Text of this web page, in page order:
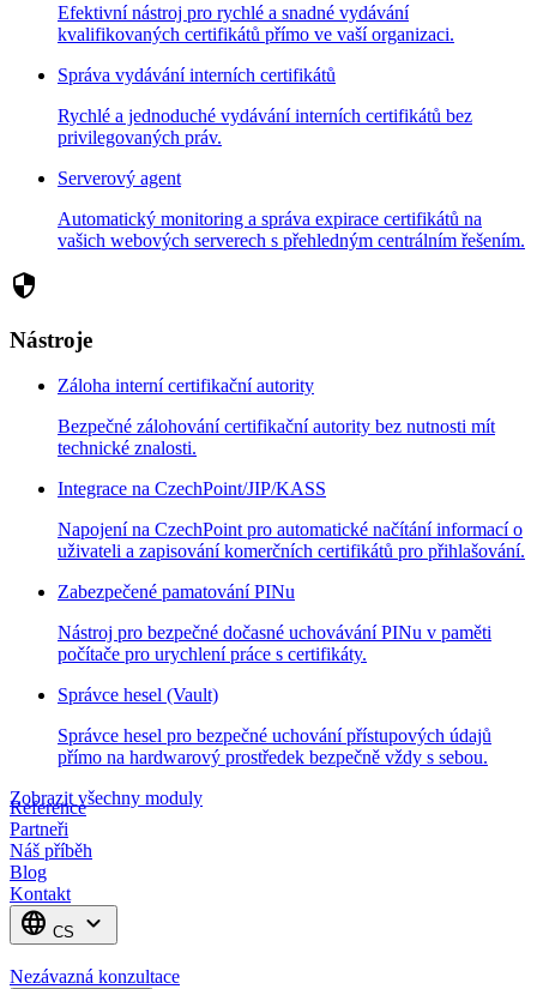
Efektivní nástroj pro rychlé a snadné vydávání
kvalifikovaných certifikátů přímo ve vaší organizaci.
Správa vydávání interních certifikátů
Rychlé a jednoduché vydávání interních certifikátů bez
privilegovaných práv.
Serverový agent
Automatický monitoring a správa expirace certifikátů na
vašich webových serverech s přehledným centrálním řešením.
security
Nástroje
Záloha interní certifikační autority
Bezpečné zálohování certifikační autority bez nutnosti mít
technické znalosti.
Integrace na CzechPoint/JIP/KASS
Napojení na CzechPoint pro automatické načítání informací o
uživateli a zapisování komerčních certifikátů pro přihlašování.
Zabezpečené pamatování PINu
Nástroj pro bezpečné dočasné uchovávání PINu v paměti
počítače pro urychlení práce s certifikáty.
Správce hesel (Vault)
Správce hesel pro bezpečné uchování přístupových údajů
přímo na hardwarový prostředek bezpečně vždy s sebou.
Zobrazit všechny moduly
Reference
Partneři
Náš příběh
Blog
Kontakt
language CS expand_more
Nezávazná konzultace